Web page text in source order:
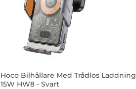
Hoco Bilhållare Med Trådlös Laddning
15W HW8 - Svart